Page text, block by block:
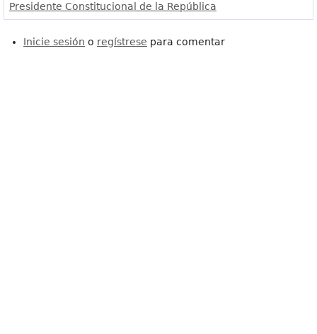
Presidente Constitucional de la República
Inicie sesión o regístrese para comentar